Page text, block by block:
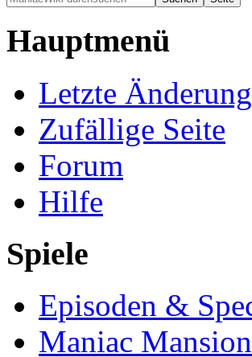
Hauptmenü
Letzte
Zufällige Seite
Forum
Hilfe
Spiele
Episoden &
Maniac Mansion